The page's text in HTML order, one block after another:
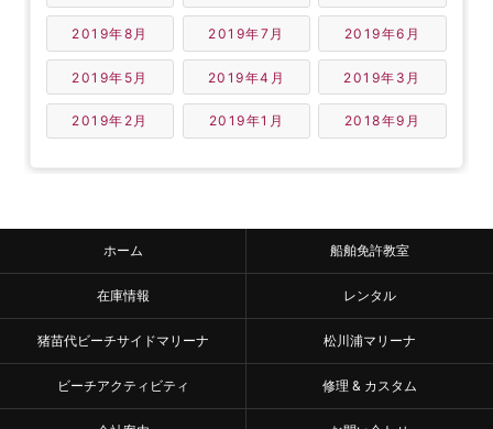
2019年8月 2019年7月 2019年6月
2019年5月 2019年4月 2019年3月
2019年2月 2019年1月 2018年9月
ホーム 船舶免許教室
在庫情報 レンタル
猪苗代ビーチサイドマリーナ 松川浦マリーナ
ビーチアクティビティ 修理 & カスタム